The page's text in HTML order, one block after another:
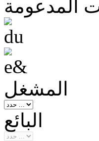
المدعومة
المشغل
البائع